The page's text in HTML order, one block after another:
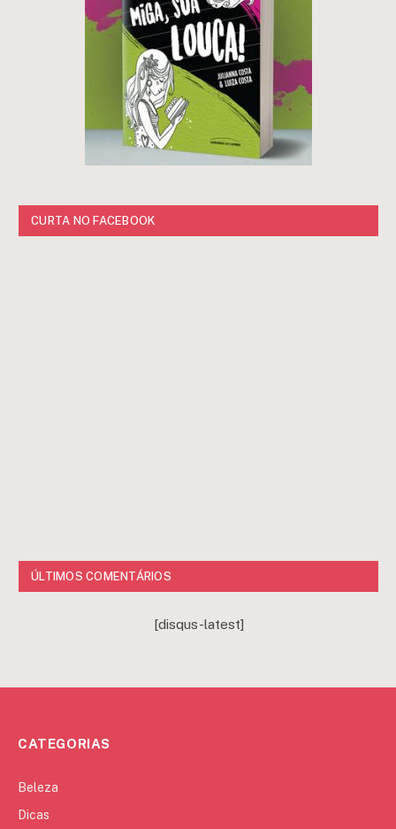
CURTA NO FACEBOOK
ÚLTIMOS COMENTÁRIOS
[disqus-latest]
CATEGORIAS
Beleza
Dicas